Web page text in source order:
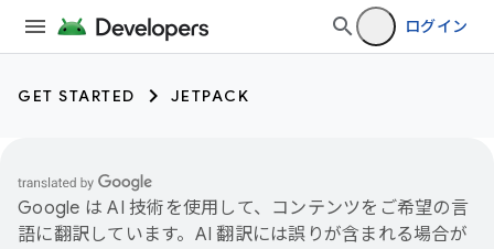
ログイン
GET STARTED JETPACK
Google は AI 技術を使用して、コンテンツをご希望の言
語に翻訳しています。AI 翻訳には誤りが含まれる場合が